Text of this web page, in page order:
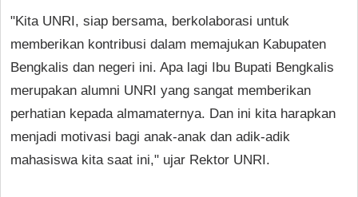
"Kita UNRI, siap bersama, berkolaborasi untuk
memberikan kontribusi dalam memajukan Kabupaten
Bengkalis dan negeri ini. Apa lagi Ibu Bupati Bengkalis
merupakan alumni UNRI yang sangat memberikan
perhatian kepada almamaternya. Dan ini kita harapkan
menjadi motivasi bagi anak-anak dan adik-adik
mahasiswa kita saat ini," ujar Rektor UNRI.